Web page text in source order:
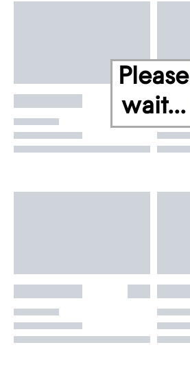
Please
wait...